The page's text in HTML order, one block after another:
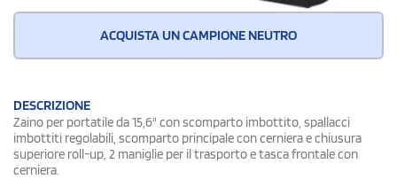
ACQUISTA UN CAMPIONE NEUTRO
DESCRIZIONE
Zaino per portatile da 15,6" con scomparto imbottito, spallacci
imbottiti regolabili, scomparto principale con cerniera e chiusura
superiore roll-up, 2 maniglie per il trasporto e tasca frontale con
cerniera.